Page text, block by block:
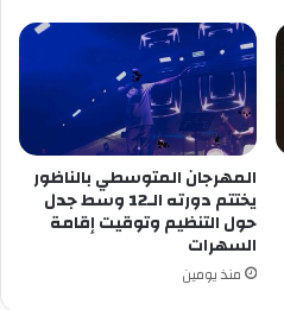
المهرجان المتوسطي بالناظور
يختتم دورته الـ12 وسط جدل
حول التنظيم وتوقيت إقامة
السهرات
منذ يومين